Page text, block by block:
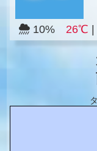
10% 26℃